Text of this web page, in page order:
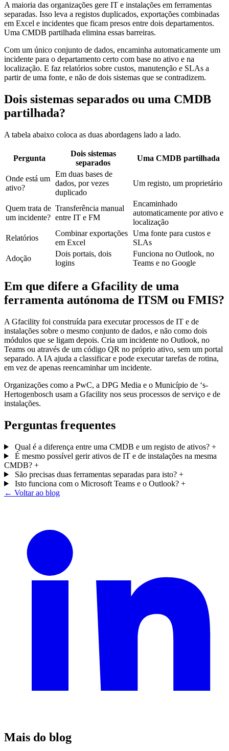
A maioria das organizações gere IT e instalações em ferramentas
separadas. Isso leva a registos duplicados, exportações combinadas
em Excel e incidentes que ficam presos entre dois departamentos.
Uma CMDB partilhada elimina essas barreiras.
Com um único conjunto de dados, encaminha automaticamente um
incidente para o departamento certo com base no ativo e na
localização. E faz relatórios sobre custos, manutenção e SLAs a
partir de uma fonte, e não de dois sistemas que se contradizem.
Dois sistemas separados ou uma CMDB
partilhada?
A tabela abaixo coloca as duas abordagens lado a lado.
Pergunta
Dois sistemas
separados
Uma CMDB partilhada
Onde está um
ativo?
Em duas bases de
dados, por vezes
duplicado
Um registo, um proprietário
Quem trata de
um incidente?
Transferência manual
entre IT e FM
Encaminhado
automaticamente por ativo e
localização
Relatórios
Combinar exportações
em Excel
Uma fonte para custos e
SLAs
Adoção
Dois portais, dois
logins
Funciona no Outlook, no
Teams e no Google
Em que difere a Gfacility de uma
ferramenta autónoma de ITSM ou FMIS?
A Gfacility foi construída para executar processos de IT e de
instalações sobre o mesmo conjunto de dados, e não como dois
módulos que se ligam depois. Cria um incidente no Outlook, no
Teams ou através de um código QR no próprio ativo, sem um portal
separado. A IA ajuda a classificar e pode executar tarefas de rotina,
em vez de apenas reencaminhar um incidente.
Organizações como a PwC, a DPG Media e o Município de ‘s-
Hertogenbosch usam a Gfacility nos seus processos de serviço e de
instalações.
Perguntas frequentes
Qual é a diferença entre uma CMDB e um registo de ativos? +
É mesmo possível gerir ativos de IT e de instalações na mesma
CMDB? +
São precisas duas ferramentas separadas para isto? +
Isto funciona com o Microsoft Teams e o Outlook? +
← Voltar ao blog
Mais do blog